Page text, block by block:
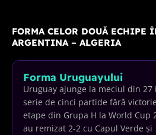
FORMA CELOR DOUĂ ECHIPE
ARGENTINA – ALGERIA
Forma Uruguayului
Uruguay ajunge la meciul din 27
serie de cinci partide fără
etape din Grupa H la World Cup
au remizat 2-2 cu Capul Verde și